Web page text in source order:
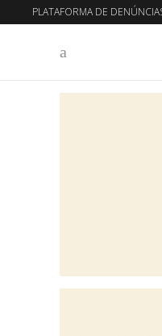
PLATAFORMA DE